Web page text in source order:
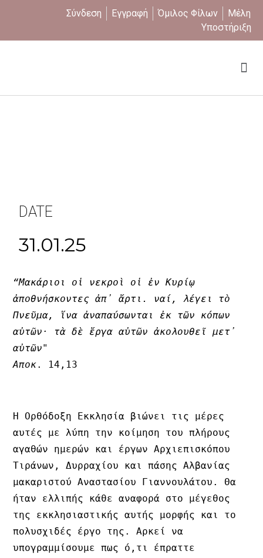
Σύνδεση Εγγραφή Όμιλος Φίλων
Μέλη
Υποστήριξη
DATE
31.01.25
“Μακάριοι οἱ νεκροὶ οἱ ἐν Κυρίῳ
ἀποθνήσκοντες ἀπ᾿ ἄρτι. ναί, λέγει τὸ
Πνεῦμα, ἵνα ἀναπαύσωνται ἐκ τῶν κόπων
αὐτῶν· τὰ δὲ ἔργα αὐτῶν ἀκολουθεῖ μετ᾿
Αποκ. 14,13
Η Ορθόδοξη Εκκλησία βιώνει τις μέρες
αυτές με λύπη την κοίμηση του πλήρους
αγαθών ημερών και έργων Αρχιεπισκόπου
Τιράνων, Δυρραχίου και πάσης Αλβανίας
μακαριστού Αναστασίου Γιαννουλάτου. Θα
ήταν ελλιπής κάθε αναφορά στο μέγεθος
της εκκλησιαστικής αυτής μορφής και το
πολυσχιδές έργο της. Αρκεί να
υπογραμμίσουμε πως ό,τι έπραττε